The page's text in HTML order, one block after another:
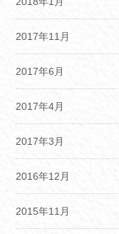
2017年11月
2017年6月
2017年4月
2017年3月
2016年12月
2015年11月